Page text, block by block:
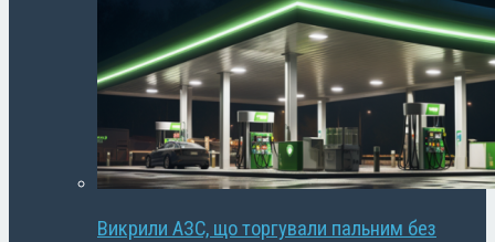
Викрили АЗС, що торгували пальним без